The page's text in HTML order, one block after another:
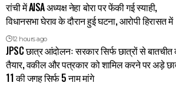
रांची में AISA अध्यक्ष नेहा बोरा पर फेंकी गई स्याही,
विधानसभा घेराव के दौरान हुई घटना, आरोपी हिरासत में
12 hours ago
JPSC छात्र आंदोलनः सरकार सिर्फ छात्रों से बातचीत
तैयार, वकील और पत्रकार को शामिल करने पर अड़े
11 की जगह सिर्फ 5 नाम मांगे